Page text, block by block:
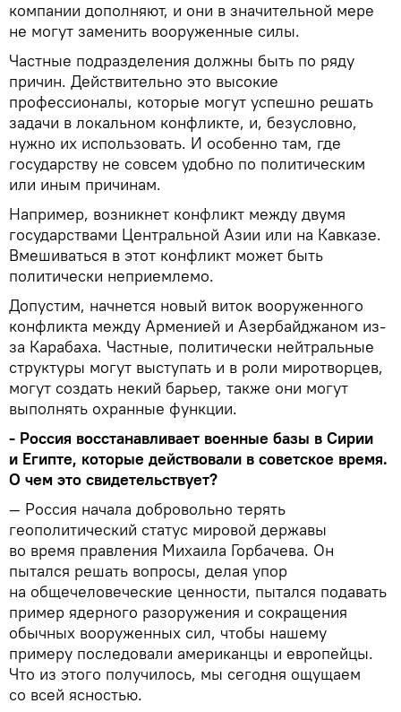
компании дополняют, и они в значительной мере
не могут заменить вооруженные силы.
Частные подразделения должны быть по ряду
причин. Действительно это высокие
профессионалы, которые могут успешно решать
задачи в локальном конфликте, и, безусловно,
нужно их использовать. И особенно там, где
государству не совсем удобно по политическим
или иным причинам.
Например, возникнет конфликт между двумя
государствами Центральной Азии или на Кавказе.
Вмешиваться в этот конфликт может быть
политически неприемлемо.
Допустим, начнется новый виток вооруженного
конфликта между Арменией и Азербайджаном из-
за Карабаха. Частные, политически нейтральные
структуры могут выступать и в роли миротворцев,
могут создать некий барьер, также они могут
выполнять охранные функции.
- Россия восстанавливает военные базы в Сирии
и Египте, которые действовали в советское время.
О чем это свидетельствует?
— Россия начала добровольно терять
геополитический статус мировой державы
во время правления Михаила Горбачева. Он
пытался решать вопросы, делая упор
на общечеловеческие ценности, пытался подавать
пример ядерного разоружения и сокращения
обычных вооруженных сил, чтобы нашему
примеру последовали американцы и европейцы.
Что из этого получилось, мы сегодня ощущаем
со всей ясностью.